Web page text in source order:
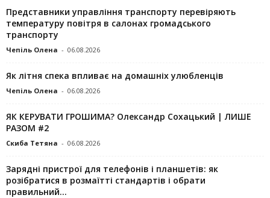
Представники управління транспорту перевіряють
температуру повітря в салонах громадського
транспорту
Чепіль Олена - 06.08.2026
Як літня спека впливає на домашніх улюбленців
Чепіль Олена - 06.08.2026
ЯК КЕРУВАТИ ГРОШИМА? Олександр Сохацький | ЛИШЕ
РАЗОМ #2
Скиба Тетяна - 06.08.2026
Зарядні пристрої для телефонів і планшетів: як
розібратися в розмаїтті стандартів і обрати
правильний...